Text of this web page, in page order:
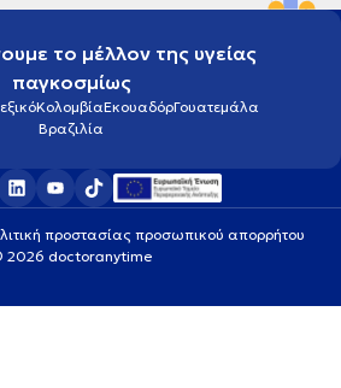
το μέλλον της υγείας
παγκοσμίως
ΚολομβίαΕκουαδόρΓουατεμάλα
Βραζιλία
προστασίας προσωπικού απορρήτου
2026 doctoranytime